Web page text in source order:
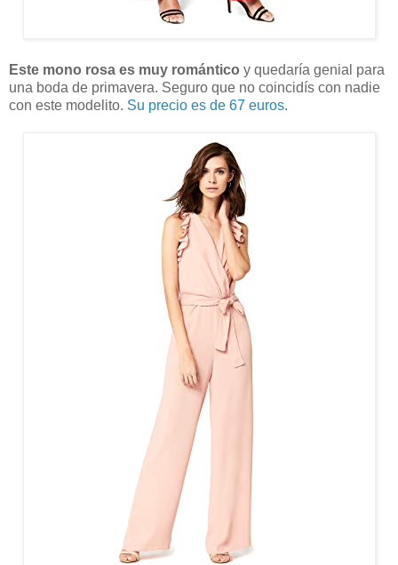
Este mono rosa es muy romántico y quedaría genial para
una boda de primavera. Seguro que no coincidís con nadie
con este modelito. Su precio es de 67 euros.